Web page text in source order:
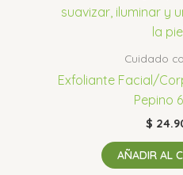
Cuidado
Exfoliante Facial/
Pepino
$
AÑADIR AL